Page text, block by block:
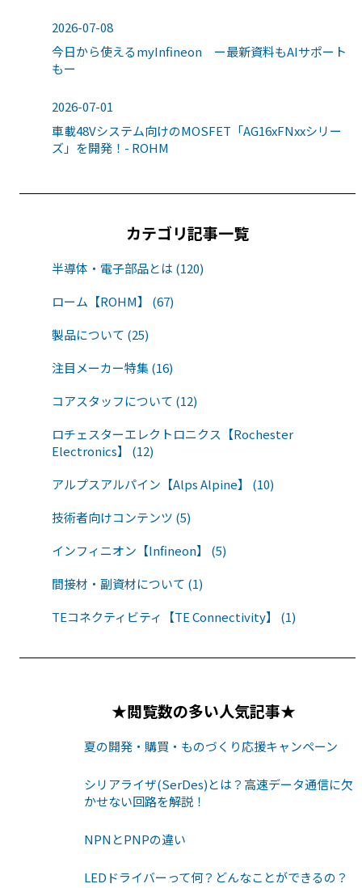
2026-07-08
今日から使えるmyInfineon ー最新資料もAIサポート
もー
2026-07-01
車載48Vシステム向けのMOSFET「AG16xFNxxシリー
ズ」を開発！- ROHM
カテゴリ記事一覧
半導体・電子部品とは (120)
ローム【ROHM】 (67)
製品について (25)
注目メーカー特集 (16)
コアスタッフについて (12)
ロチェスターエレクトロニクス【Rochester
Electronics】 (12)
アルプスアルパイン【Alps Alpine】 (10)
技術者向けコンテンツ (5)
インフィニオン【Infineon】 (5)
間接材・副資材について (1)
TEコネクティビティ【TE Connectivity】 (1)
★閲覧数の多い人気記事★
夏の開発・購買・ものづくり応援キャンペーン
シリアライザ(SerDes)とは？高速データ通信に欠
かせない回路を解説！
NPNとPNPの違い
LEDドライバーって何？どんなことができるの？